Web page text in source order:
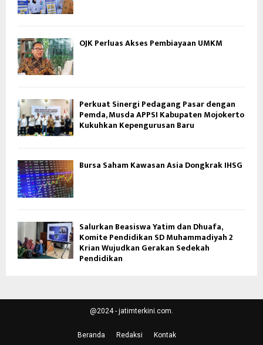
OJK Perluas Akses Pembiayaan UMKM
Perkuat Sinergi Pedagang Pasar dengan
Pemda, Musda APPSI Kabupaten Mojokerto
Kukuhkan Kepengurusan Baru
Bursa Saham Kawasan Asia Dongkrak IHSG
Salurkan Beasiswa Yatim dan Dhuafa,
Komite Pendidikan SD Muhammadiyah 2
Krian Wujudkan Gerakan Sedekah
Pendidikan
@2024 - jatimterkini.com.
Beranda Redaksi Kontak